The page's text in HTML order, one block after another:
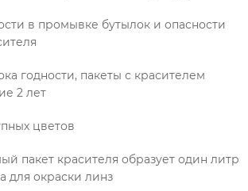
в промывке бутылок и опасности
годности, пакеты с красителем
2 лет
цветов
пакет красителя образует один литр
для окраски линз